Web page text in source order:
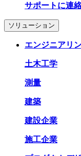
サポートに連絡
ソリューション
エンジニアリ
土木工学
測量
建築
建設企業
施工企業